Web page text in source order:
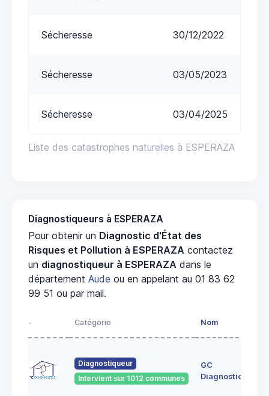
Liste des catastrophes naturelles à ESPERAZA
Sécheresse 30/12/2022
Sécheresse 03/05/2023
Sécheresse 03/04/2025
Diagnostiqueurs à ESPERAZA
Pour obtenir un Diagnostic d'État des
Risques et Pollution à ESPERAZA contactez
un diagnostiqueur à ESPERAZA dans le
département Aude ou en appelant au 01 83 62
99 51 ou par mail.
- Catégorie Nom
Diagnostiqueur
Intervient sur 1012 communes
GC
Diagnostics